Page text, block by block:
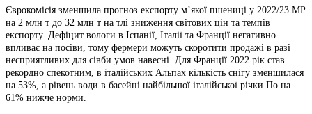
Єврокомісія зменшила прогноз експорту м’якої пшениці у 2022/23 МР
на 2 млн т до 32 млн т на тлі зниження світових цін та темпів
експорту. Дефіцит вологи в Іспанії, Італії та Франції негативно
впливає на посіви, тому фермери можуть скоротити продажі в разі
несприятливих для сівби умов навесні. Для Франції 2022 рік став
рекордно спекотним, в італійських Альпах кількість снігу зменшилася
на 53%, а рівень води в басейні найбільшої італійської річки По на
61% нижче норми.